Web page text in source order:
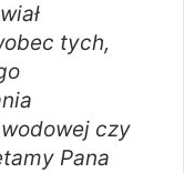
tych,
czy
Pana